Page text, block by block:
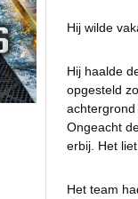
Hij wilde
Hij haalde
opgesteld
Ongeacht
erbij. Het
Het team